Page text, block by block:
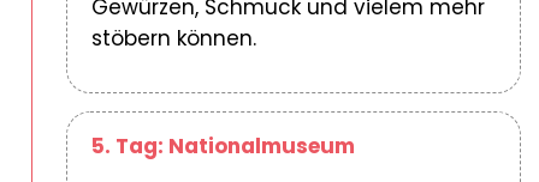
Gewürzen, Schmuck und vielem mehr
stöbern können.
5. Tag: Nationalmuseum